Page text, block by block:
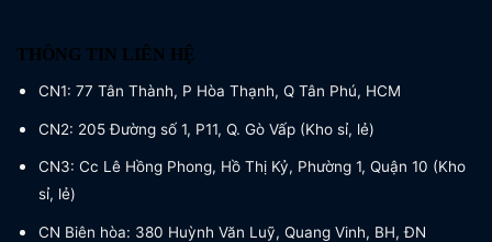
THÔNG TIN LIÊN HỆ
CN1: 77 Tân Thành, P Hòa Thạnh, Q Tân Phú, HCM
CN2: 205 Đường số 1, P11, Q. Gò Vấp (Kho sỉ, lẻ)
CN3: Cc Lê Hồng Phong, Hồ Thị Kỷ, Phường 1, Quận 10 (Kho
sỉ, lẻ)
CN Biên hòa: 380 Huỳnh Văn Luỹ, Quang Vinh, BH, ĐN